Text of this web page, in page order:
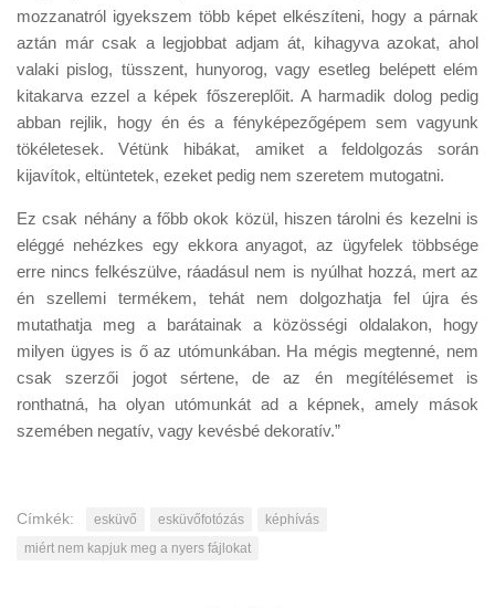
mozzanatról igyekszem több képet elkészíteni, hogy a párnak
aztán már csak a legjobbat adjam át, kihagyva azokat, ahol
valaki pislog, tüsszent, hunyorog, vagy esetleg belépett elém
kitakarva ezzel a képek főszereplőit. A harmadik dolog pedig
abban rejlik, hogy én és a fényképezőgépem sem vagyunk
tökéletesek. Vétünk hibákat, amiket a feldolgozás során
kijavítok, eltüntetek, ezeket pedig nem szeretem mutogatni.
Ez csak néhány a főbb okok közül, hiszen tárolni és kezelni is
eléggé nehézkes egy ekkora anyagot, az ügyfelek többsége
erre nincs felkészülve, ráadásul nem is nyúlhat hozzá, mert az
én szellemi termékem, tehát nem dolgozhatja fel újra és
mutathatja meg a barátainak a közösségi oldalakon, hogy
milyen ügyes is ő az utómunkában. Ha mégis megtenné, nem
csak szerzői jogot sértene, de az én megítélésemet is
ronthatná, ha olyan utómunkát ad a képnek, amely mások
szemében negatív, vagy kevésbé dekoratív.”
Címkék: esküvő esküvőfotózás
képhívás
miért nem kapjuk meg a nyers fájlokat